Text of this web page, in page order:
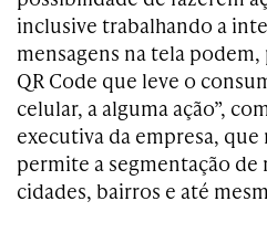
inclusive trabalhando a
mensagens na tela
QR Code que leve o
celular, a alguma ação”,
executiva da empresa, que
permite a segmentação de
cidades, bairros e até